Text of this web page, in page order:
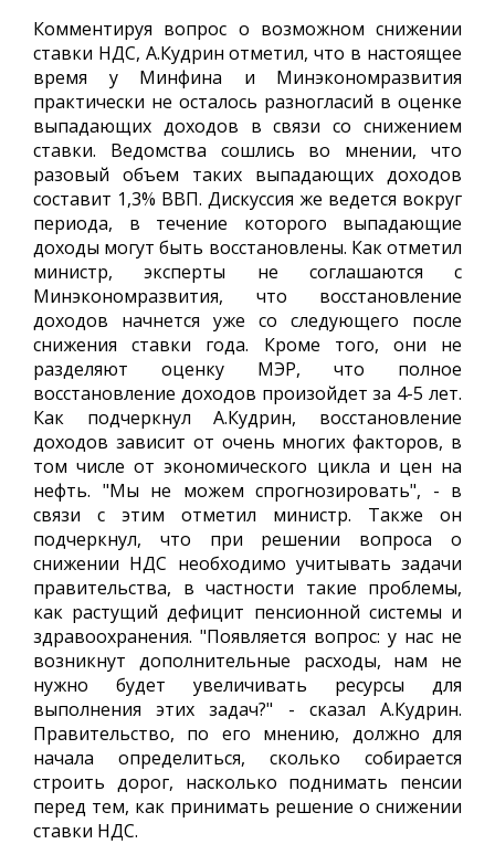
Комментируя вопрос о возможном снижении
ставки НДС, А.Кудрин отметил, что в настоящее
время у Минфина и Минэкономразвития
практически не осталось разногласий в оценке
выпадающих доходов в связи со снижением
ставки. Ведомства сошлись во мнении, что
разовый объем таких выпадающих доходов
составит 1,3% ВВП. Дискуссия же ведется вокруг
периода, в течение которого выпадающие
доходы могут быть восстановлены. Как отметил
министр, эксперты не соглашаются с
Минэкономразвития, что восстановление
доходов начнется уже со следующего после
снижения ставки года. Кроме того, они не
разделяют оценку МЭР, что полное
восстановление доходов произойдет за 4-5 лет.
Как подчеркнул А.Кудрин, восстановление
доходов зависит от очень многих факторов, в
том числе от экономического цикла и цен на
нефть. "Мы не можем спрогнозировать", - в
связи с этим отметил министр. Также он
подчеркнул, что при решении вопроса о
снижении НДС необходимо учитывать задачи
правительства, в частности такие проблемы,
как растущий дефицит пенсионной системы и
здравоохранения. "Появляется вопрос: у нас не
возникнут дополнительные расходы, нам не
нужно будет увеличивать ресурсы для
выполнения этих задач?" - сказал А.Кудрин.
Правительство, по его мнению, должно для
начала определиться, сколько собирается
строить дорог, насколько поднимать пенсии
перед тем, как принимать решение о снижении
ставки НДС.